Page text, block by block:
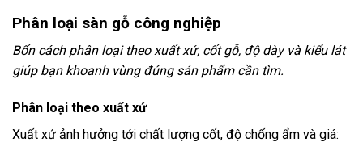
Phân loại sàn gỗ công nghiệp
Bốn cách phân loại theo xuất xứ, cốt gỗ, độ dày và kiểu lát
giúp bạn khoanh vùng đúng sản phẩm cần tìm.
Phân loại theo xuất xứ
Xuất xứ ảnh hưởng tới chất lượng cốt, độ chống ẩm và giá: